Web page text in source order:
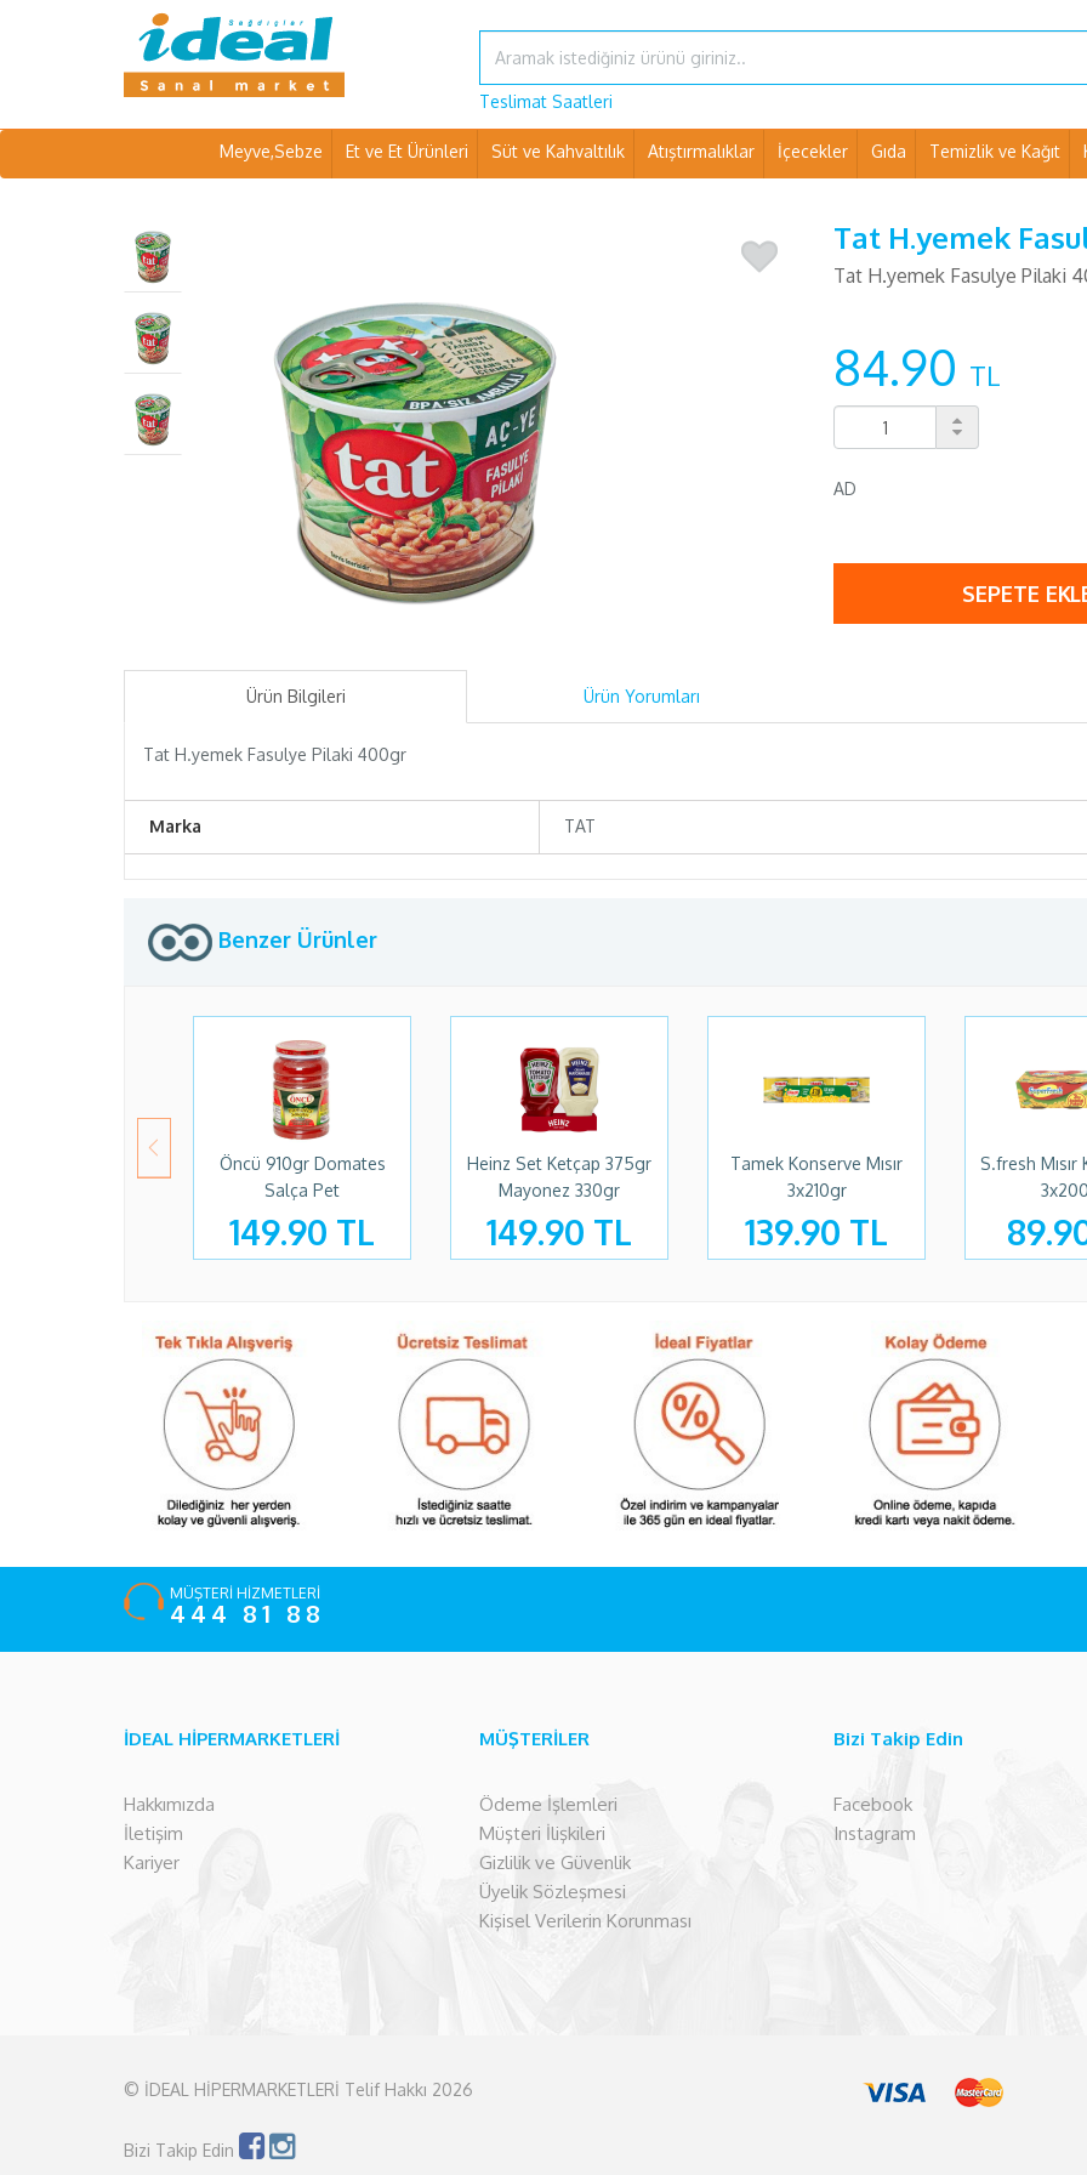
Teslimat Saatleri
Meyve,Sebze Et ve Et Ürünleri Süt ve Kahvaltılık Atıştırmalıklar İçecekler Gıda Temizlik ve Kağıt
Tat H.yemek
Tat H.yemek Fasulye Pilaki
84.90 TL
AD
SEPETE
Ürün Bilgileri Ürün Yorumları
Tat H.yemek Fasulye Pilaki 400gr
Marka TAT
Benzer Ürünler
Öncü 910gr Domates
Salça Pet
149.90 TL
Heinz Set Ketçap 375gr
Mayonez 330gr
149.90 TL
Tamek Konserve Mısır
3x210gr
139.90 TL
S.fresh Mısır
3x200gr
89.90
MÜŞTERİ HİZMETLERİ
444 81 88
İDEAL HİPERMARKETLERİ
Hakkımızda
İletişim
Kariyer
MÜŞTERİLER
Ödeme İşlemleri
Müşteri İlişkileri
Gizlilik ve Güvenlik
Üyelik Sözleşmesi
Kişisel Verilerin Korunması
Bizi Takip Edin
Facebook
Instagram
© İDEAL HİPERMARKETLERİ Telif Hakkı 2026
Bizi Takip Edin